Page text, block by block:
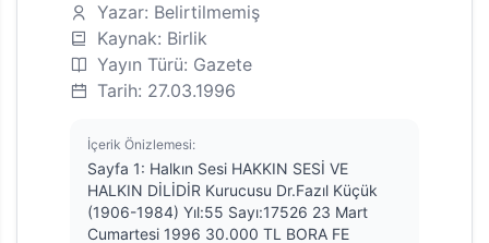
Yazar: Belirtilmemiş
Kaynak: Birlik
Yayın Türü: Gazete
Tarih: 27.03.1996
İçerik Önizlemesi:
Sayfa 1: Halkın Sesi HAKKIN SESİ VE
HALKIN DİLİDİR Kurucusu Dr.Fazıl Küçük
(1906-1984) Yıl:55 Sayı:17526 23 Mart
Cumartesi 1996 30.000 TL BORA FE